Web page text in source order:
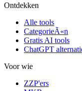
Ontdekken
Alle tools
CategorieÃ«n
Gratis AI tools
ChatGPT
Voor wie
ZZP'ers